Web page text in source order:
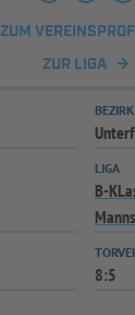
ZUM
ZUR LIGA
BEZIRK
LIGA
B-
8:5